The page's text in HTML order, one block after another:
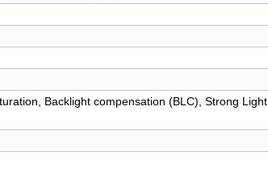
Backlight compensation (BLC), Strong Light